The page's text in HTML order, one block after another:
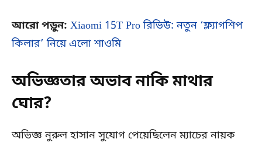
আরো পড়ুন: Xiaomi 15T Pro রিভিউ: নতুন ‘ফ্ল্যাগশিপ
কিলার’ নিয়ে এলো শাওমি
অভিজ্ঞতার অভাব নাকি মাথার
ঘোর?
অভিজ্ঞ নুরুল হাসান সুযোগ পেয়েছিলেন ম্যাচের নায়ক